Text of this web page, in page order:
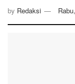
by Redaksi